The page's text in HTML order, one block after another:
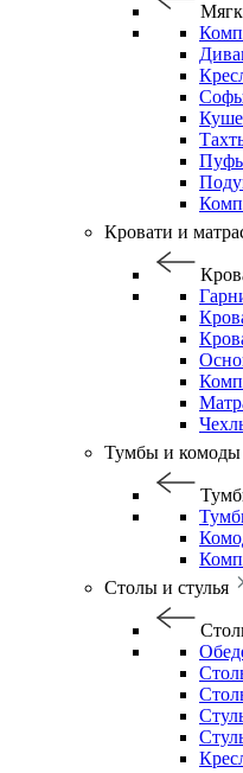
Кровати и
Тумбы и комоды
Столы и стулья